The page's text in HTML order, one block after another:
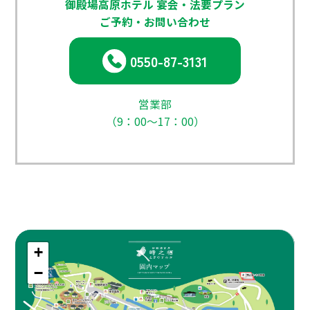
御殿場高原ホテル 宴会・法要プラン
ご予約・お問い合わせ
0550-87-3131
営業部
（9：00～17：00）
+
−